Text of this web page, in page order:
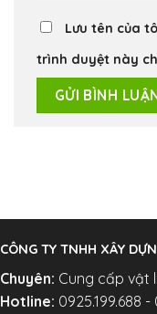
Lưu tên của
trình duyệt này
CÔNG TY TNHH XÂY
Chuyên: Cung cấp vật
Hotline: 0925.199.688 -